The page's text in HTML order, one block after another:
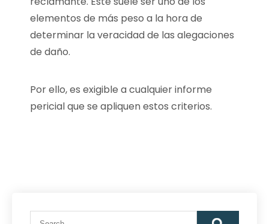
elementos de más peso a la hora de
determinar la veracidad de las alegaciones
de daño.
Por ello, es exigible a cualquier informe
pericial que se apliquen estos criterios.